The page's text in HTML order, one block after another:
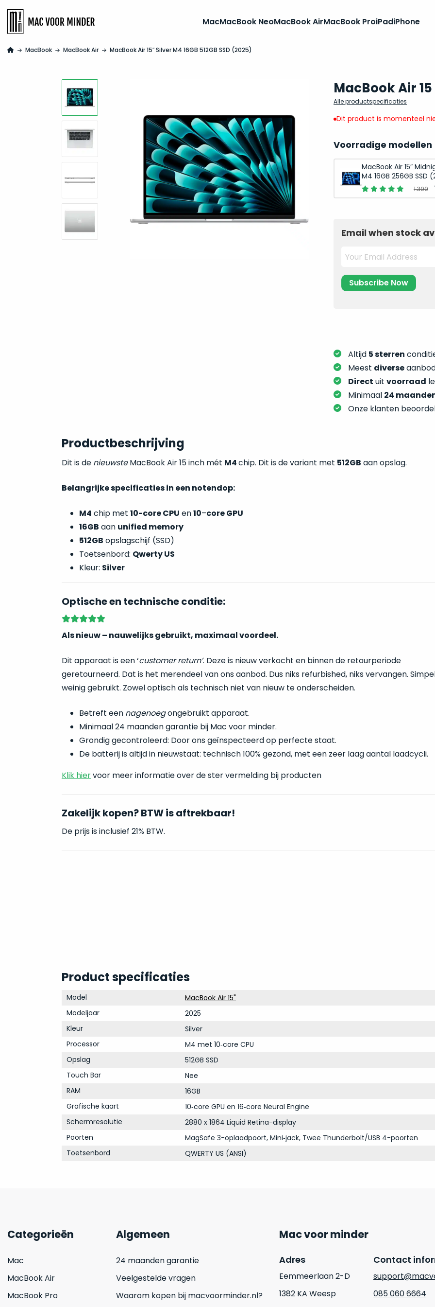
MacMacBook NeoMacBook AirMacBook ProiPadiPhone
MacBook MacBook Air MacBook Air 15″ Silver M4 16GB 512GB SSD (2025)
MacBook Air 15
Alle productspecificaties
Dit product is momenteel
Voorradige modellen
MacBook Air 15″
M4 16GB 256GB SSD
1.399
Email when stock
Altijd 5 sterren
Meest diverse
Direct uit voorraad
Minimaal 24
Onze klanten
Productbeschrijving
Dit is de nieuwsteMacBook Air 15 inch mét M4chip. Dit is de variant met 512GB aan opslag.
Belangrijke specificaties in een notendop:
M4 chip met 10-core CPU en10–core GPU
16GB aan unified memory
512GB opslagschijf (SSD)
Toetsenbord: Qwerty US
Kleur: Silver
Optische en technische conditie:
Als nieuw – nauwelijks gebruikt, maximaal voordeel.
Dit apparaat is een ‘customer return’. Deze is nieuw verkocht en binnen de retourperiode
geretourneerd. Dat is het merendeel van ons aanbod. Dus niks refurbished, niks vervangen.
weinig gebruikt. Zowel optisch als technisch niet van nieuw te onderscheiden.
Betreft een nagenoegongebruikt apparaat.
Minimaal 24 maanden garantie bij Mac voor minder.
Grondig gecontroleerd: Door ons geïnspecteerd op perfecte staat.
De batterij is altijd in nieuwstaat: technisch 100% gezond, met een zeer laag aantal laadcycli.
Klik hiervoor meer informatie over de ster vermelding bij producten
Zakelijk kopen? BTW is aftrekbaar!
De prijs is inclusief 21% BTW.
Product specificaties
Model
MacBook Air 15"
Modeljaar
2025
Kleur
Silver
Processor
M4 met 10‑core CPU
Opslag
512GB SSD
Touch Bar
Nee
RAM
16GB
Grafische kaart
10‑core GPU en 16‑core Neural Engine
Schermresolutie
2880 x 1864 Liquid Retina-display
Poorten
MagSafe 3-oplaadpoort, Mini‑jack, Twee Thunderbolt/USB 4-poorten
Toetsenbord
QWERTY US (ANSI)
Categorieën
Mac
MacBook Air
MacBook Pro
Algemeen
24 maanden garantie
Veelgestelde vragen
Waarom kopen bij macvoorminder.nl?
Mac voor minder
Adres
Eemmeerlaan 2-D
1382 KA Weesp
Contact
085 060 6664